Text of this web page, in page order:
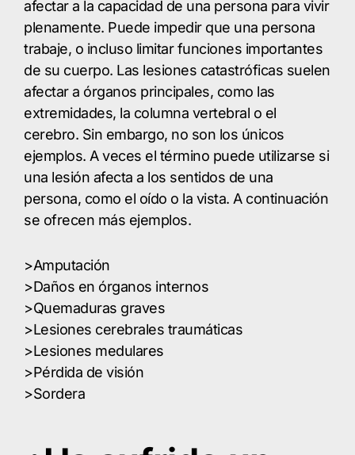
afectar a la capacidad de una persona para vivir
plenamente. Puede impedir que una persona
trabaje, o incluso limitar funciones importantes
de su cuerpo. Las lesiones catastróficas suelen
afectar a órganos principales, como las
extremidades, la columna vertebral o el
cerebro. Sin embargo, no son los únicos
ejemplos. A veces el término puede utilizarse si
una lesión afecta a los sentidos de una
persona, como el oído o la vista. A continuación
se ofrecen más ejemplos.
>Amputación
>Daños en órganos internos
>Quemaduras graves
>Lesiones cerebrales traumáticas
>Lesiones medulares
>Pérdida de visión
>Sordera